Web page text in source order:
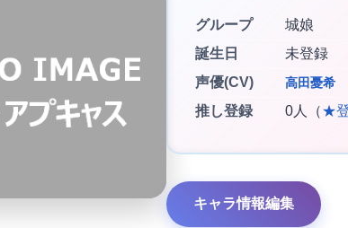
グループ
城娘
誕生日
未登録
声優(CV)
高田憂希
推し登録 0人（★
キャラ情報編集